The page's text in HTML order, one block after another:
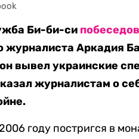
Би-би-си
журналиста Аркадия
вывел украинские
журналистам о
году постригся в